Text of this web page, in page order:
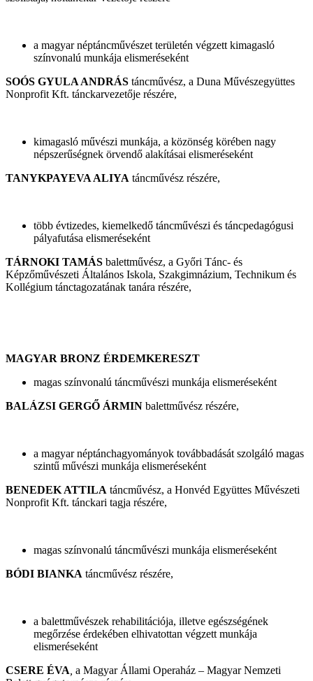
a magyar néptáncművészet területén végzett kimagasló
színvonalú munkája elismeréseként
SOÓS GYULA ANDRÁS táncművész, a Duna Művészegyüttes
Nonprofit Kft. tánckarvezetője részére,
kimagasló művészi munkája, a közönség körében nagy
népszerűségnek örvendő alakításai elismeréseként
TANYKPAYEVA ALIYA táncművész részére,
több évtizedes, kiemelkedő táncművészi és táncpedagógusi
pályafutása elismeréseként
TÁRNOKI TAMÁS balettművész, a Győri Tánc- és
Képzőművészeti Általános Iskola, Szakgimnázium, Technikum és
Kollégium tánctagozatának tanára részére,
MAGYAR BRONZ ÉRDEMKERESZT
magas színvonalú táncművészi munkája elismeréseként
BALÁZSI GERGŐ ÁRMIN balettművész részére,
a magyar néptánchagyományok továbbadását szolgáló magas
szintű művészi munkája elismeréseként
BENEDEK ATTILA táncművész, a Honvéd Együttes Művészeti
Nonprofit Kft. tánckari tagja részére,
magas színvonalú táncművészi munkája elismeréseként
BÓDI BIANKA táncművész részére,
a balettművészek rehabilitációja, illetve egészségének
megőrzése érdekében elhivatottan végzett munkája
elismeréseként
CSERE ÉVA, a Magyar Állami Operaház – Magyar Nemzeti